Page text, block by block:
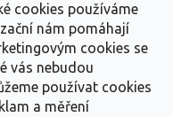
cookies používáme
nám pomáhají
cookies se
vás nebudou
používat cookies
a měření
stříbrný jas:Kultivary
Great'nebo
stín svými
drobné blankytně
unikát:Tato odolná